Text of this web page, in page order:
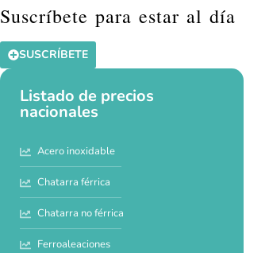
Suscríbete para estar al día
SUSCRÍBETE
Listado de precios
nacionales
Acero inoxidable
Chatarra férrica
Chatarra no férrica
Ferroaleaciones